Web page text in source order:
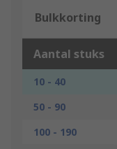
Bulkkorting
Aantal stuks
10 - 40
50 - 90
100 - 190